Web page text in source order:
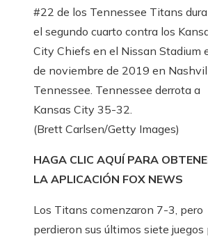
#22 de los Tennessee Titans
el segundo cuarto contra los
City Chiefs en el Nissan Stadium
de noviembre de 2019 en
Tennessee. Tennessee derrota a
Kansas City 35-32.
(Brett Carlsen/Getty Images)
HAGA CLIC AQUÍ PARA
LA APLICACIÓN FOX NEWS
Los Titans comenzaron 7-3, pero
perdieron sus últimos siete juegos